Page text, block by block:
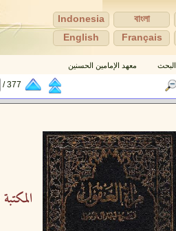
বাংলা
Indonesia
Français
English
البحث معهد الإمامين الحسنين
377 /
المكتبة